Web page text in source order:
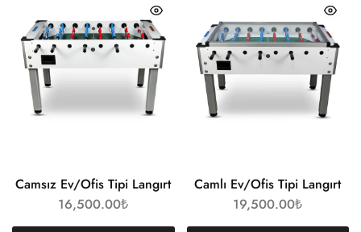
Camsız Ev/Ofis Tipi Langırt
16,500.00₺
Camlı Ev/Ofis Tipi Langırt
19,500.00₺